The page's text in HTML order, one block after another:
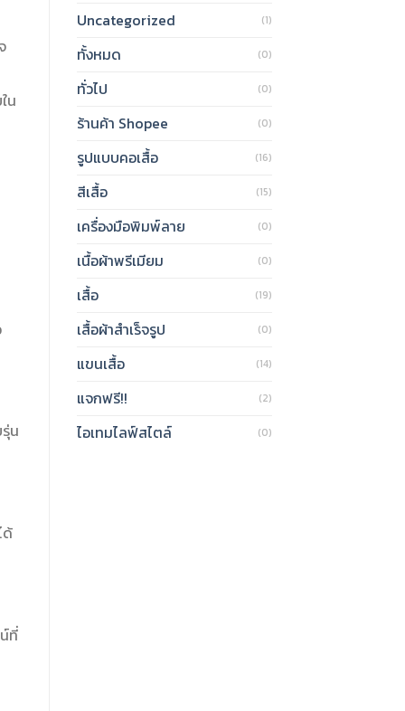
น
น
ด้
ที่
Uncategorized (1)
ทั้งหมด (0)
ทั่วไป (0)
ร้านค้า Shopee (0)
รูปแบบคอเสื้อ (16)
สีเสื้อ (15)
เครื่องมือพิมพ์ลาย (0)
เนื้อผ้าพรีเมียม (0)
เสื้อ (19)
เสื้อผ้าสำเร็จรูป (0)
แขนเสื้อ (14)
แจกฟรี!! (2)
ไอเทมไลฟ์สไตล์ (0)